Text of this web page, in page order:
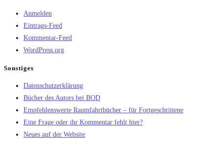
Anmelden
Eintrags-Feed
Kommentar-Feed
WordPress.org
Sonstiges
Datenschutzerklärung
Bücher des Autors bei BOD
Empfehlenswerte Raumfahrtbücher – für Fortgeschrittene
Eine Frage oder ihr Kommentar fehlt hier?
Neues auf der Website